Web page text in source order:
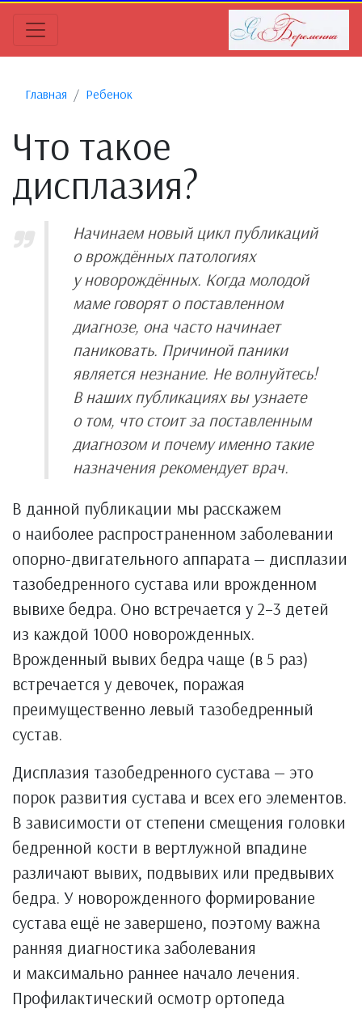
Главная Ребенок
Что такое
дисплазия?
Начинаем новый цикл публикаций
о врождённых патологиях
у новорождённых. Когда молодой
маме говорят о поставленном
диагнозе, она часто начинает
паниковать. Причиной паники
является незнание. Не волнуйтесь!
В наших публикациях вы узнаете
о том, что стоит за поставленным
диагнозом и почему именно такие
назначения рекомендует врач.
В данной публикации мы расскажем
о наиболее распространенном заболевании
опорно-двигательного аппарата — дисплазии
тазобедренного сустава или врожденном
вывихе бедра. Оно встречается у 2–3 детей
из каждой 1000 новорожденных.
Врожденный вывих бедра чаще (в 5 раз)
встречается у девочек, поражая
преимущественно левый тазобедренный
сустав.
Дисплазия тазобедренного сустава — это
порок развития сустава и всех его элементов.
В зависимости от степени смещения головки
бедренной кости в вертлужной впадине
различают вывих, подвывих или предвывих
бедра. У новорожденного формирование
сустава ещё не завершено, поэтому важна
ранняя диагностика заболевания
и максимально раннее начало лечения.
Профилактический осмотр ортопеда